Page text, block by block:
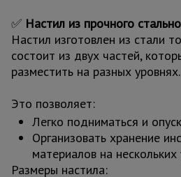
✅ Настил из прочного
Настил изготовлен из стали
состоит из двух частей,
разместить на разных уровнях.
Это позволяет:
Легко подниматься и
Организовать хранение
материалов на нескольких
Размеры настила: